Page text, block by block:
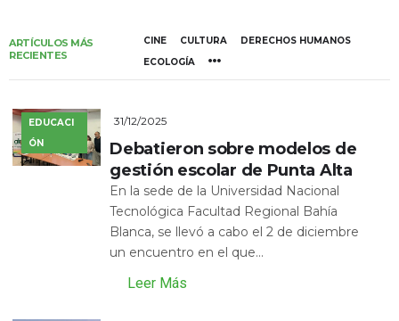
ARTÍCULOS MÁS
RECIENTES
CINE CULTURA
DERECHOS HUMANOS
ECOLOGÍA
EDUCACI
ÓN
31/12/2025
Debatieron sobre modelos de
gestión escolar de Punta Alta
En la sede de la Universidad Nacional
Tecnológica Facultad Regional Bahía
Blanca, se llevó a cabo el 2 de diciembre
un encuentro en el que...
Leer Más